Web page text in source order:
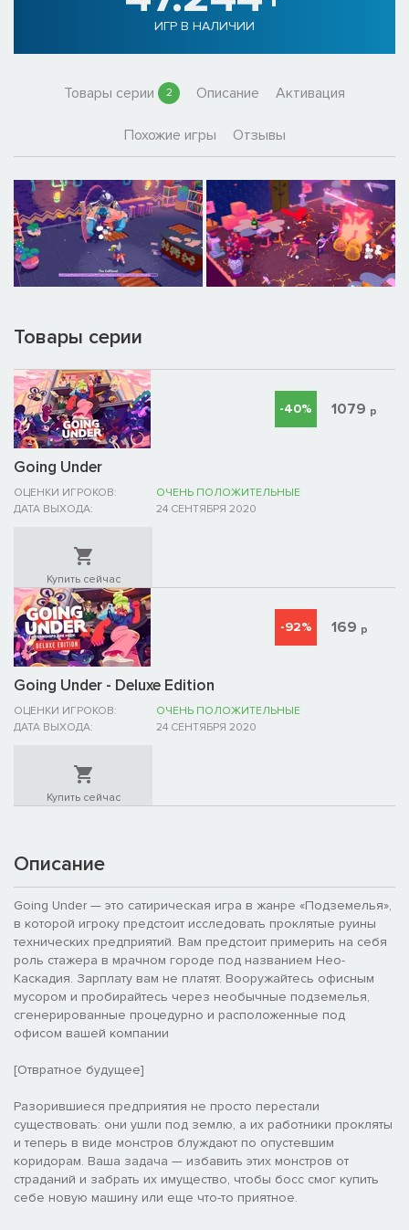
ИГР В НАЛИЧИИ
Товары серии 2 Описание Активация
Похожие игры Отзывы
Товары серии
Going Under
ОЦЕНКИ ИГРОКОВ:
ОЧЕНЬ ПОЛОЖИТЕЛЬНЫЕ
ДАТА ВЫХОДА:
24 СЕНТЯБРЯ 2020
-40% 1079 р
Купить сейчас
Going Under - Deluxe Edition
ОЦЕНКИ ИГРОКОВ:
ОЧЕНЬ ПОЛОЖИТЕЛЬНЫЕ
ДАТА ВЫХОДА:
24 СЕНТЯБРЯ 2020
-92% 169 р
Купить сейчас
Описание
Going Under — это сатирическая игра в жанре «Подземелья»,
в которой игроку предстоит исследовать проклятые руины
технических предприятий. Вам предстоит примерить на себя
роль стажера в мрачном городе под названием Нео-
Каскадия. Зарплату вам не платят. Вооружайтесь офисным
мусором и пробирайтесь через необычные подземелья,
сгенерированные процедурно и расположенные под
офисом вашей компании
[Отвратное будущее]
Разорившиеся предприятия не просто перестали
существовать: они ушли под землю, а их работники прокляты
и теперь в виде монстров блуждают по опустевшим
коридорам. Ваша задача — избавить этих монстров от
страданий и забрать их имущество, чтобы босс смог купить
себе новую машину или еще что-то приятное.